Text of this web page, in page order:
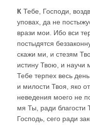
К Тебе, Господи,
уповах, да не
врази мои. Ибо вси
постыдятся
скажи ми, и стезям
истину Твою, и научи
Тебе терпех весь
и милости Твоя, яко
неведения моего не
мя Ты, ради благости
Господь, сего ради